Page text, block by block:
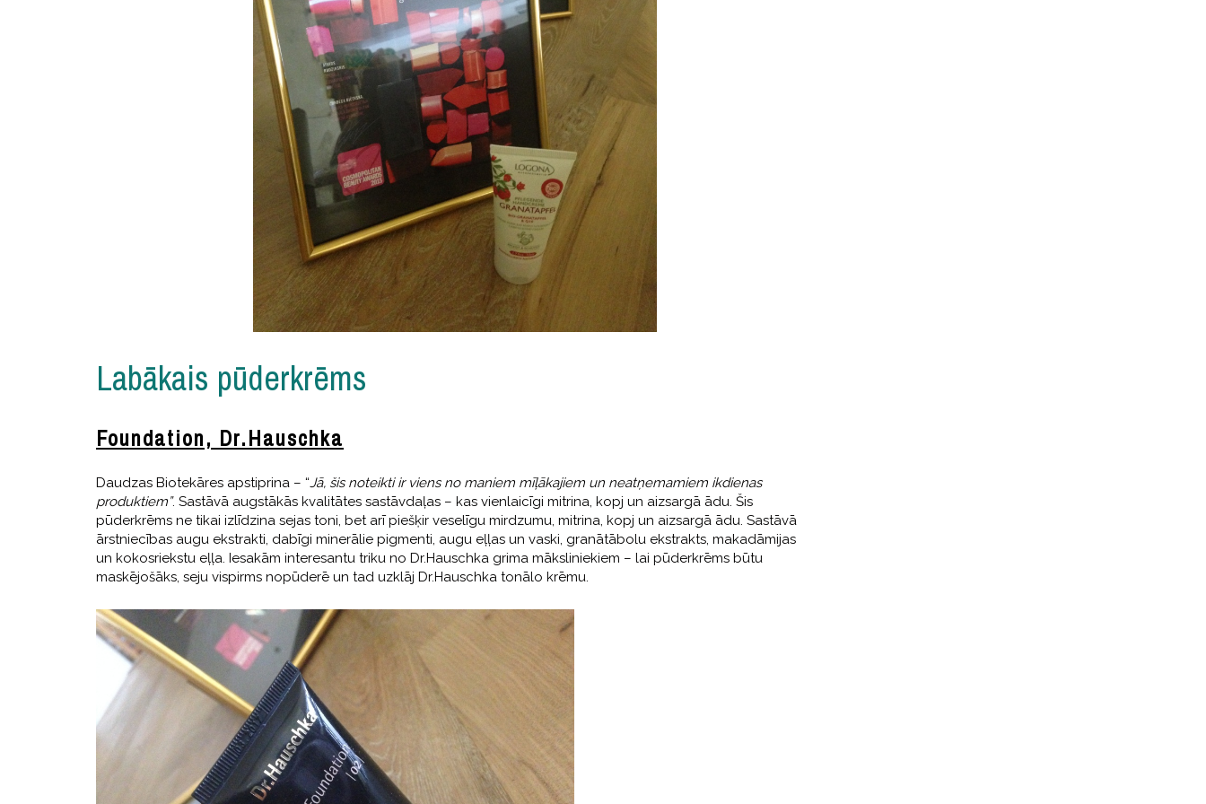
Labākais pūderkrēms
Foundation, Dr.Hauschka
Daudzas Biotekāres apstiprina – “ Jā, šis noteikti ir viens no maniem mīļākajiem un neatņemamiem ikdienas
produktiem”. Sastāvā augstākās kvalitātes sastāvdaļas – kas vienlaicīgi mitrina, kopj un aizsargā ādu. Šis
pūderkrēms ne tikai izlīdzina sejas toni, bet arī piešķir veselīgu mirdzumu, mitrina, kopj un aizsargā ādu. Sastāvā
ārstniecības augu ekstrakti, dabīgi minerālie pigmenti, augu eļļas un vaski, granātābolu ekstrakts, makadāmijas
un kokosriekstu eļļa. Iesakām interesantu triku no Dr.Hauschka grima māksliniekiem – lai pūderkrēms būtu
maskējošāks, seju vispirms nopūderē un tad uzklāj Dr.Hauschka tonālo krēmu.